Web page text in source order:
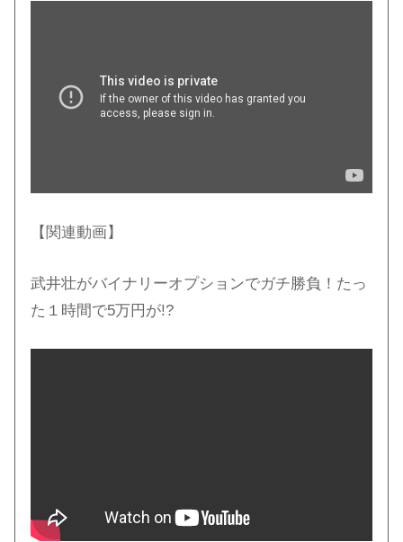
【関連動画】
武井壮がバイナリーオプションでガチ勝負！たっ
た１時間で5万円が!?